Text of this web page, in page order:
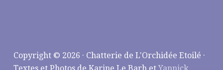
Copyright © 2026 · Chatterie de L'Orchidée Etoilé ·